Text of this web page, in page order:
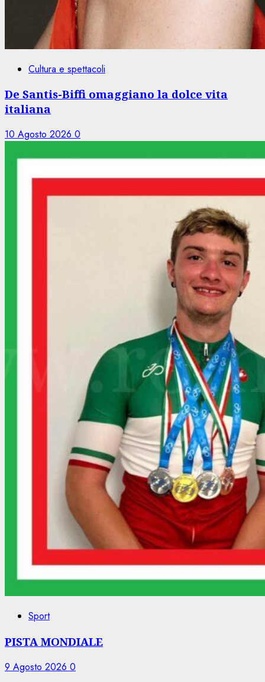
Cultura e spettacoli
De Santis-Biffi omaggiano la dolce vita
italiana
10 Agosto 2026 0
Sport
PISTA MONDIALE
9 Agosto 2026 0